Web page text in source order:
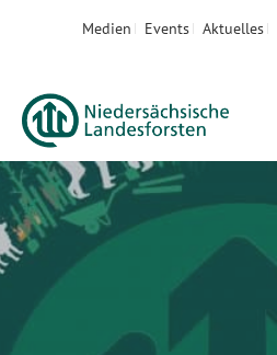
Medien Events Aktuelles